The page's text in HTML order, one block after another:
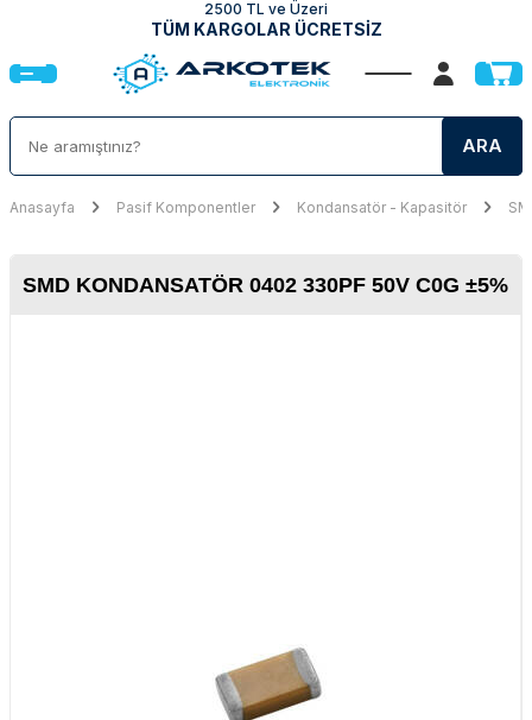
2500 TL ve Üzeri
TÜM KARGOLAR ÜCRETSİZ
ARA
Anasayfa Pasif Komponentler Kondansatör - Kapasitör
SMD KONDANSATÖR 0402 330PF 50V C0G ±5%